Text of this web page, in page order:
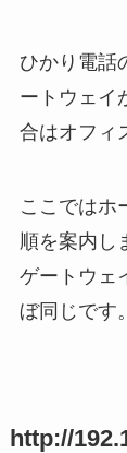
ひかり電話
ートウェイ
合はオフィ
ここではホ
順を案内し
ゲートウェ
ぼ同じです。
http://